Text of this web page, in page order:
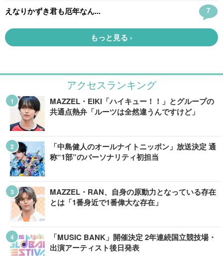
アクセスランキング
MAZZEL・EIKI「ハイキュー！！」とグループの
共通点熱弁「ルーツは全然違うんですけど」
「中島健人のオールナイトニッポン」放送決定 通
称“1部”のパーソナリティ初担当
MAZZEL・RAN、自身の原動力となっている存在
とは「1番身近で1番偉大な存在」
「MUSIC BANK」開催決定 2年連続国立競技場・
出演アーティスト後日発表